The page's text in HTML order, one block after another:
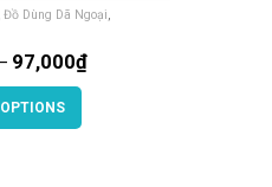
Đồ Dùng Dã Ngoại,
– 97,000₫